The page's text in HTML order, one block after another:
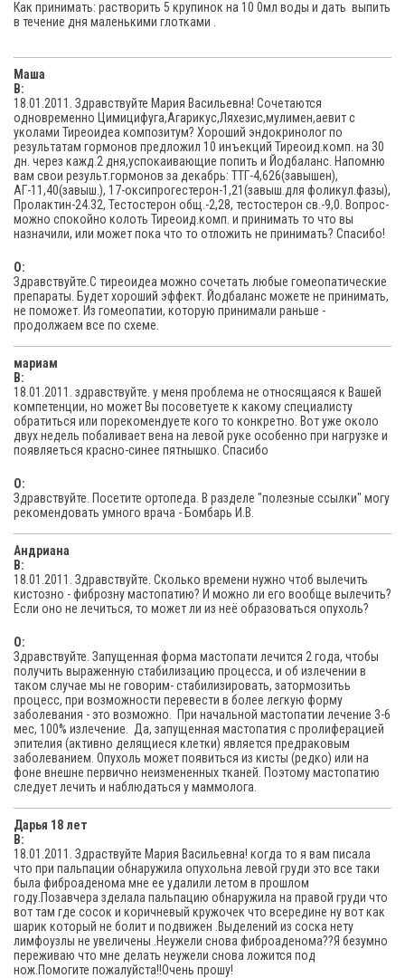
Как принимать: растворить 5 крупинок на 10 0мл воды и дать выпить
в течение дня маленькими глотками .
Маша
В:
18.01.2011. Здравствуйте Мария Васильевна! Сочетаются
одновременно Цимицифуга,Агарикус,Ляхезис,мулимен,аевит с
уколами Тиреоидеа композитум? Хороший эндокринолог по
результатам гормонов предложил 10 инъекций Тиреоид.комп. на 30
дн. через кажд.2 дня,успокаивающие попить и Йодбаланс. Напомню
вам свои результ.гормонов за декабрь: ТТГ-4,626(завышен),
АГ-11,40(завыш.), 17-оксипрогестерон-1,21(завыш.для фоликул.фазы),
Пролактин-24.32, Тестостерон общ.-2,28, тестостерон св.-9,0. Вопрос-
можно спокойно колоть Тиреоид.комп. и принимать то что вы
назначили, или может пока что то отложить не принимать? Спасибо!
O:
Здравствуйте.С тиреоидеа можно сочетать любые гомеопатические
препараты. Будет хороший эффект. Йодбаланс можете не принимать,
не поможет. Из гомеопатии, которую принимали раньше -
продолжаем все по схеме.
мариам
В:
18.01.2011. здравствуйте. у меня проблема не относящаяся к Вашей
компетенции, но может Вы посоветуете к какому специалисту
обратиться или порекомендуете кого то конкретно. Вот уже около
двух недель побаливает вена на левой руке особенно при нагрузке и
появляеться красно-синее пятнышко. Спасибо
O:
Здравствуйте. Посетите ортопеда. В разделе "полезные ссылки" могу
рекомендовать умного врача - Бомбарь И.В.
Андриана
В:
18.01.2011. Здравствуйте. Сколько времени нужно чтоб вылечить
кистозно - фиброзну мастопатию? И можно ли его вообще вылечить?
Если оно не лечиться, то может ли из неё образоваться опухоль?
O:
Здравствуйте. Запущенная форма мастопати лечится 2 года, чтобы
получить выраженную стабилизацию процесса, и об излечении в
таком случае мы не говорим- стабилизировать, затормозитьь
процесс, при возможности перевести в более легкую форму
заболевания - это возможно. При начальной мастопатии лечение 3-6
мес, 100% излечение. Да, запущенная мастопатия с пролиферацией
эпителия (активно делящиеся клетки) является предраковым
заболеванием. Опухоль может появиться из кисты (редко) или на
фоне внешне первично неизмененных тканей. Поэтому мастопатию
следует лечить и наблюдаться у маммолога.
Дарья 18 лет
В:
18.01.2011. Здраствуйте Мария Васильевна! когда то я вам писала
что при пальпации обнаружила опухольна левой груди это все таки
была фиброаденома мне ее удалили летом в прошлом
году.Позавчера зделала пальпацию обнаружила на правой груди что
вот там где сосок и коричневый кружочек что всередине ну вот как
шарик который не болит и подвижен .Выделений из соска нету
лимфоузлы не увеличены .Неужели снова фиброаденома??Я безумно
переживаю что мне делать неужели снова ложится под
нож.Помогите пожалуйста!!Очень прошу!